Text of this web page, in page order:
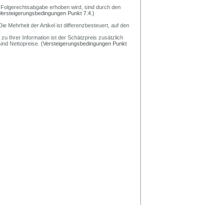
erhoben wird, sind durch den
Punkt 7.4.)
Mehrheit der Artikel ist differenzbesteuert, auf den
Ihrer Information ist der Schätzpreis zusätzlich
Nettopreise. (Versteigerungsbedingungen Punkt